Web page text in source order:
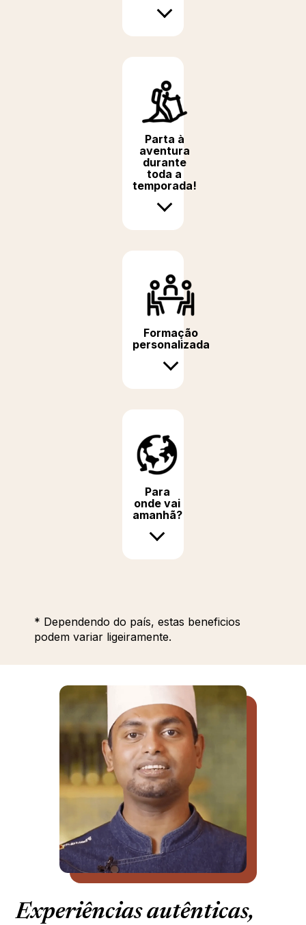
Parta à
aventura
durante
toda a
temporada!
Formação
personalizada
Para
onde vai
amanhã?
* Dependendo do país, estas beneficios
podem variar ligeiramente.
Experiências autênticas,